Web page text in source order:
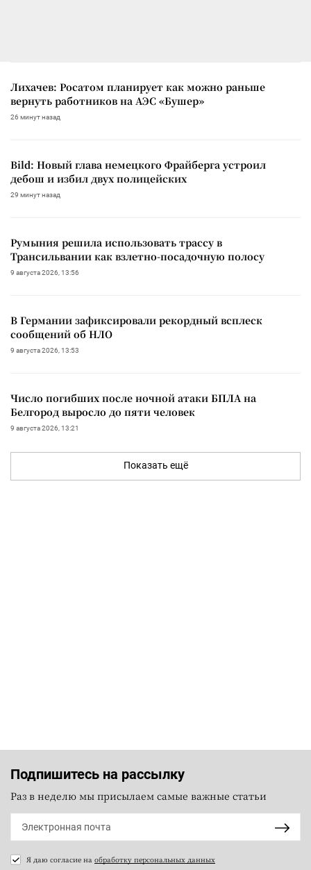
Лихачев: Росатом планирует как можно раньше
вернуть работников на АЭС «Бушер»
26 минут назад
Bild: Новый глава немецкого Фрайберга устроил
дебош и избил двух полицейских
29 минут назад
Румыния решила использовать трассу в
Трансильвании как взлетно-посадочную полосу
9 августа 2026, 13:56
В Германии зафиксировали рекордный всплеск
сообщений об НЛО
9 августа 2026, 13:53
Число погибших после ночной атаки БПЛА на
Белгород выросло до пяти человек
9 августа 2026, 13:21
Показать ещё
Подпишитесь на рассылку
Раз в неделю мы присылаем самые важные статьи
Я даю согласие на обработку персональных данных